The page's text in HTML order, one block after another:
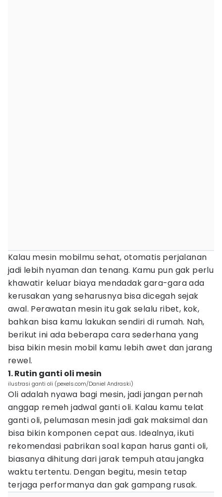
Kalau mesin mobilmu sehat, otomatis perjalanan
jadi lebih nyaman dan tenang. Kamu pun gak perlu
khawatir keluar biaya mendadak gara-gara ada
kerusakan yang seharusnya bisa dicegah sejak
awal. Perawatan mesin itu gak selalu ribet, kok,
bahkan bisa kamu lakukan sendiri di rumah. Nah,
berikut ini ada beberapa cara sederhana yang
bisa bikin mesin mobil kamu lebih awet dan jarang
rewel.
1. Rutin ganti oli mesin
ilustrasi ganti oli (pexels.com/Daniel Andraski)
Oli adalah nyawa bagi mesin, jadi jangan pernah
anggap remeh jadwal ganti oli. Kalau kamu telat
ganti oli, pelumasan mesin jadi gak maksimal dan
bisa bikin komponen cepat aus. Idealnya, ikuti
rekomendasi pabrikan soal kapan harus ganti oli,
biasanya dihitung dari jarak tempuh atau jangka
waktu tertentu. Dengan begitu, mesin tetap
terjaga performanya dan gak gampang rusak.